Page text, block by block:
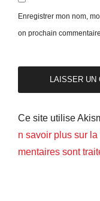
Enregistrer mon nom,
on prochain
Ce site utilise
n savoir plus sur
mentaires sont